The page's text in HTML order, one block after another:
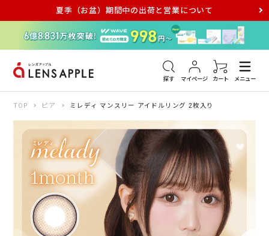
夏季（お盆）期間中の出荷と営業について
探す マイページ カート メニュー
アキュビュー メダリスト メガネ
TOP ピア ミレディ マンスリー アイドルリング 2枚入り